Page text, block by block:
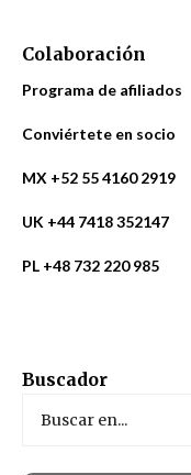
Colaboración
Programa de afiliados
Conviértete en socio
MX +52 55 4160 2919
UK +44 7418 352147
PL +48 732 220 985
Buscador